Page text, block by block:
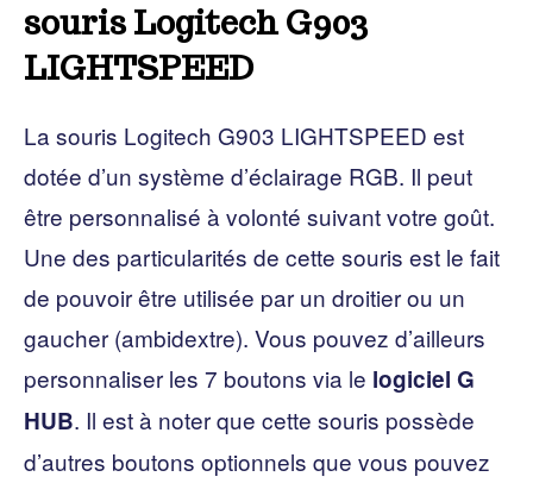
souris Logitech G903
LIGHTSPEED
La souris Logitech G903 LIGHTSPEED est
dotée d’un système d’éclairage RGB. Il peut
être personnalisé à volonté suivant votre goût.
Une des particularités de cette souris est le fait
de pouvoir être utilisée par un droitier ou un
gaucher (ambidextre). Vous pouvez d’ailleurs
personnaliser les 7 boutons via le logiciel G
HUB. Il est à noter que cette souris possède
d’autres boutons optionnels que vous pouvez